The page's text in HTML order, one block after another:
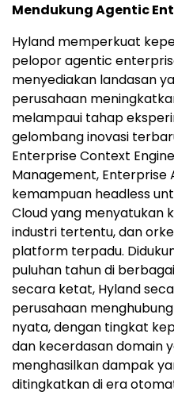
Mendukung Agentic
Hyland memperkuat
pelopor agentic
menyediakan landasan
perusahaan
melampaui tahap
gelombang inovasi
Enterprise Context
Management, Enterprise
kemampuan headless
Cloud yang menyatukan
industri tertentu, dan
platform terpadu.
puluhan tahun di
secara ketat, Hyland
perusahaan
nyata, dengan tingkat
dan kecerdasan domain
menghasilkan dampak
ditingkatkan di era